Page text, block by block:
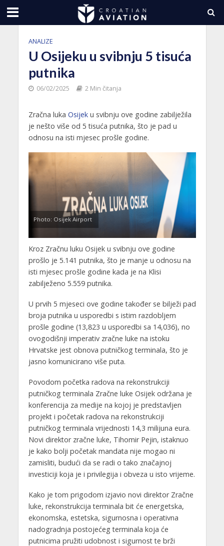
ANALIZE
U Osijeku u svibnju 5 tisuća
putnika
06/02/2025 2 Min čitanja
Zračna luka Osijeku svibnju ove godine zabilježila
je nešto više od 5 tisuća putnika, što je pad u
odnosu na isti mjesec prošle godine.
Photo: Osijek Airport
Kroz Zračnu luku Osijek u svibnju ove godine
prošlo je 5.141 putnika, što je manje u odnosu na
isti mjesec prošle godine kada je na Klisi
zabilježeno 5.559 putnika.
U prvih 5 mjeseci ove godine također se bilježi pad
broja putnika u usporedbi s istim razdobljem
prošle godine (13,823 u usporedbi sa 14,036), no
ovogodišnji imperativ zračne luke na istoku
Hrvatske jest obnova putničkog terminala, što je
jasno komunicirano više puta.
Povodom početka radova na rekonstrukciji
putničkog terminala Zračne luke Osijek održana je
konferencija za medije na kojoj je predstavljen
projekt i početak radova na rekonstrukciji
putničkog terminala vrijednosti 14,3 milijuna eura.
Novi direktor zračne luke, Tihomir Pejin, istaknuo
je kako bolji početak mandata nije mogao ni
zamisliti, budući da se radi o tako značajnoj
investiciji koja je i privilegija i obveza u isto vrijeme.
Kako je tom prigodom izjavio novi direktor Zračne
luke, rekonstrukcija terminala bit će energetska,
ekonomska, estetska, sigurnosna i operativna
nadogradnja postojećeg terminala koja će
putnicima pružiti udobnost i sigurnost te brži